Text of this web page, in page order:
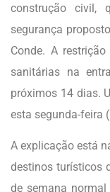
construção civil,
segurança
Conde. A
sanitárias na
próximos 14 dias.
esta segunda-feira
A explicação está
destinos turísticos
de semana